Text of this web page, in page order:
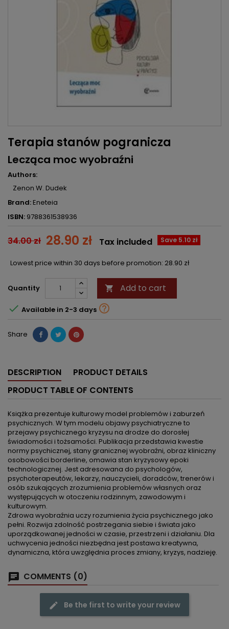
Terapia stanów pogranicza
Lecząca moc wyobraźni
Authors:
Zenon W. Dudek
Brand:Eneteia
ISBN: 9788361538936
34.00 zł 28.90 zł Save 5.10 zł
Tax included
Lowest price within 30 days before promotion: 28.90 zł
Quantity  Add to cart
 Available in 2-3 days 
Share
DESCRIPTION
PRODUCT DETAILS
PRODUCT TABLE OF CONTENTS
Książka prezentuje kulturowy model problemów i zaburzeń
psychicznych. W tym modelu objawy psychiatryczne to
przejawy psychicznego kryzysu na drodze do dorosłej
świadomości i tożsamości. Publikacja przedstawia kwestie
normy psychicznej, stany granicznej wyobraźni, obraz kliniczny
osobowości borderline, omawia stan kryzysowy epoki
technologicznej. Jest adresowana do psychologów,
psychoterapeutów, lekarzy, nauczycieli, doradców, trenerów i
osób szukających zrozumienia problemów własnych oraz
występujących w otoczeniu rodzinnym, zawodowym i
kulturowym.
Zdrowa wyobraźnia uczy rozumienia życia psychicznego jako
pełni. Rozwija zdolność postrzegania siebie i świata jako
uporządkowanej jedności w czasie, przestrzeni i działaniu. Dla
uchwycenia jedności niezbędna jest postawa kreatywna,
dynamiczna, która uwzględnia proces zmiany, kryzys, nadzieję.
COMMENTS (0)
Be the first to write your review